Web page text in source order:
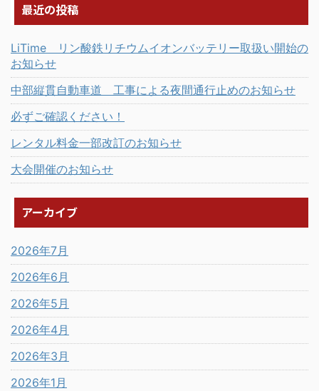
最近の投稿
LiTime リン酸鉄リチウムイオンバッテリー取扱い開始の
お知らせ
中部縦貫自動車道 工事による夜間通行止めのお知らせ
必ずご確認ください！
レンタル料金一部改訂のお知らせ
大会開催のお知らせ
アーカイブ
2026年7月
2026年6月
2026年5月
2026年4月
2026年3月
2026年1月